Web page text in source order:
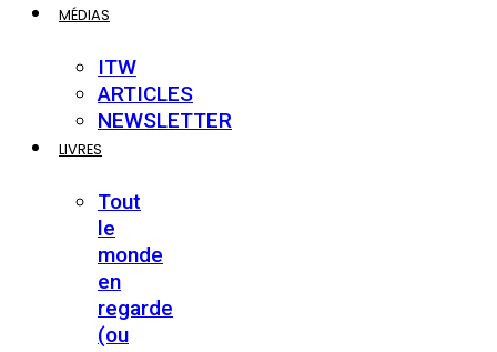
MÉDIAS
ITW
ARTICLES
NEWSLETTER
LIVRES
Tout
le
monde
en
regarde
(ou